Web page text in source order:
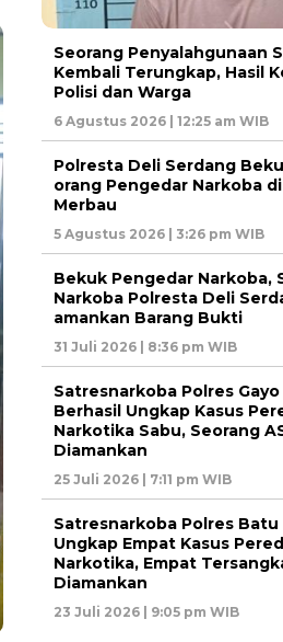
Seorang Penyalahgunaan
Kembali Terungkap, Hasil
Polisi dan Warga
6 Agustus 2026 | 12:25 am WIB
Polresta Deli Serdang
orang Pengedar Narkoba
Merbau
5 Agustus 2026 | 3:26 pm WIB
Bekuk Pengedar Narkoba,
Narkoba Polresta Deli
amankan Barang Bukti
31 Juli 2026 | 8:36 pm WIB
Satresnarkoba Polres
Berhasil Ungkap Kasus
Narkotika Sabu, Seorang
Diamankan
25 Juli 2026 | 7:11 pm WIB
Satresnarkoba Polres Batu
Ungkap Empat Kasus
Narkotika, Empat
Diamankan
23 Juli 2026 | 9:05 pm WIB